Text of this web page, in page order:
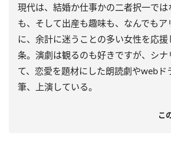
現代は、結婚か仕事かの二者択一で
も、そして出産も趣味も、なんでもア
に、余計に迷うことの多い女性を応
条。演劇は観るのも好きですが、シナ
て、恋愛を題材にした朗読劇やweb ド
筆、上演している。
こ